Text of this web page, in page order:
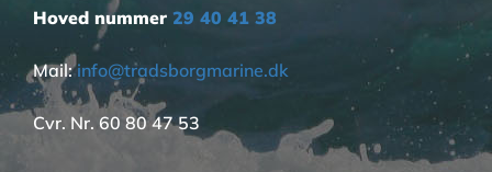
Hoved nummer 29 40 41 38
Mail:info@tradsborgmarine.dk
Cvr. Nr. 60 80 47 53